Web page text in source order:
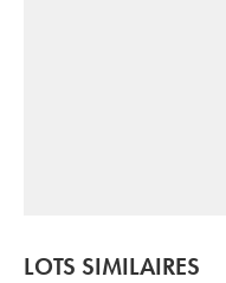
LOTS SIMILAIRES